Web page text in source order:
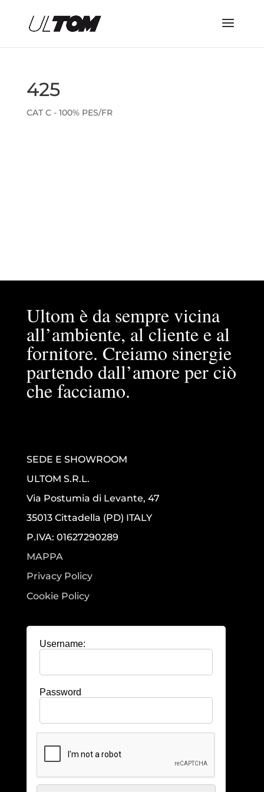
425
CAT C - 100% PES/FR
Ultom è da sempre vicina
all’ambiente, al cliente e al
fornitore. Creiamo sinergie
partendo dall’amore per ciò
che facciamo.
SEDE E SHOWROOM
ULTOM S.R.L.
Via Postumia di Levante, 47
35013 Cittadella (PD) ITALY
P.IVA: 01627290289
MAPPA
Privacy Policy
Cookie Policy
Username:
Password